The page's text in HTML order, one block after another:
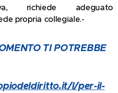
richiede adeguato
propria collegiale.-
TI POTREBBE
l/per-il-